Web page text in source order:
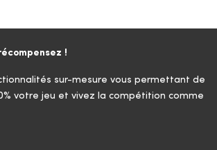
!
sur-mesure vous permettant de
votre jeu et vivez la compétition comme